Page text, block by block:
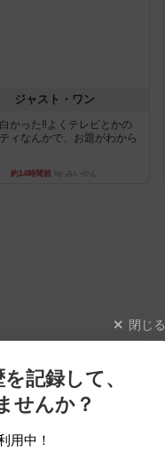
ジャスト・ワン
かった‼️よくテレビとかの
ィなんかで、お題がわから
約14時間前 by みいやん
閉じる
記録して、
せんか？
用中！